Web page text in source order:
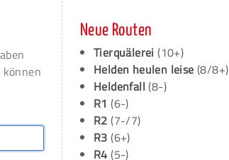
Neue Routen
Tierquälerei (10+)
Helden heulen leise(8/8+)
Heldenfall(8-)
R1 (6-)
R2 (7-/7)
R3 (6+)
R4 (5-)